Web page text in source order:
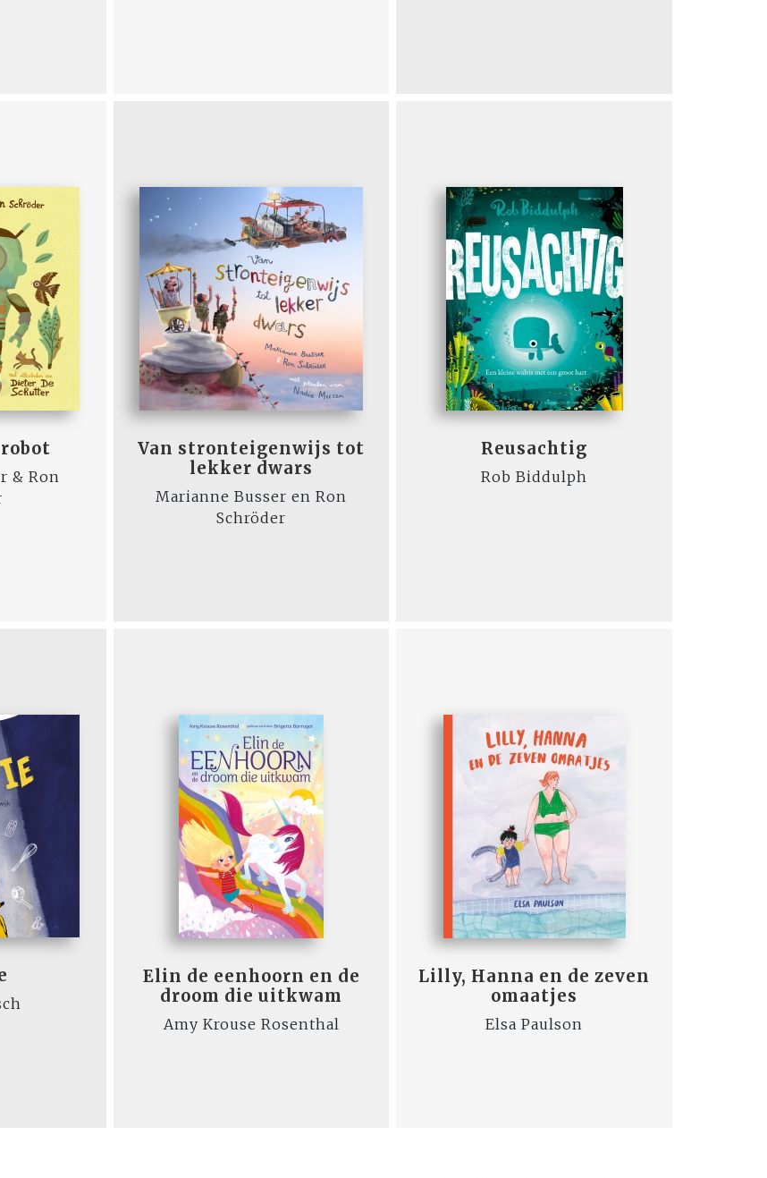
& Ron
Van stronteigenwijs tot
lekker dwars
Marianne Busser en Ron
Schröder
Reusachtig
Rob Biddulph
Elin de eenhoorn en de
droom die uitkwam
Amy Krouse Rosenthal
Lilly, Hanna en de zeven
omaatjes
Elsa Paulson